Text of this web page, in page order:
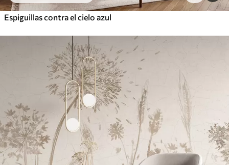
Espiguillas contra el cielo azul